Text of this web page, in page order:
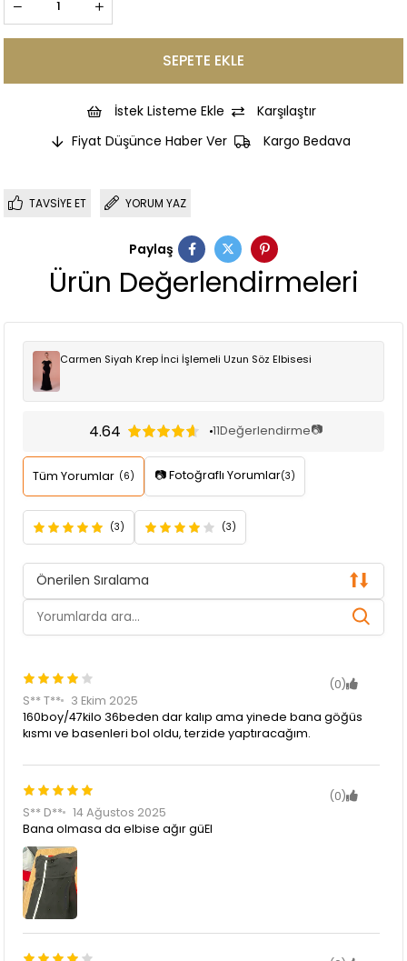
İstek Listeme Ekle
Karşılaştır
Fiyat Düşünce Haber Ver
Kargo Bedava
TAVSIYE ET YORUM YAZ
Paylaş
Ürün Değerlendirmeleri
Carmen Siyah Krep İnci İşlemeli Uzun Söz Elbisesi
4.64 11Değerlendirme📷
Tüm Yorumlar (6) 📷 Fotoğraflı Yorumlar(3)
(3) (3)
Önerilen Sıralama
(0)
S** T**
3 Ekim 2025
160boy/47kilo 36beden dar kalıp ama yinede bana göğüs
kısmı ve basenleri bol oldu, terzide yaptıracağım.
(0)
S** D**
14 Ağustos 2025
Bana olmasa da elbise ağır güEl